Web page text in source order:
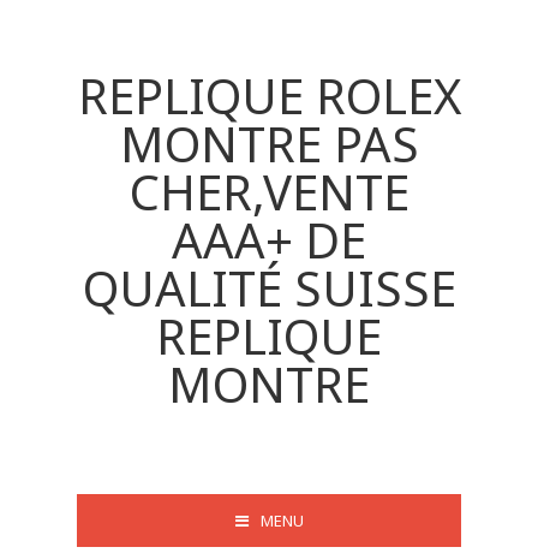
REPLIQUE ROLEX
MONTRE PAS
CHER,VENTE
AAA+ DE
QUALITÉ SUISSE
REPLIQUE
MONTRE
MENU